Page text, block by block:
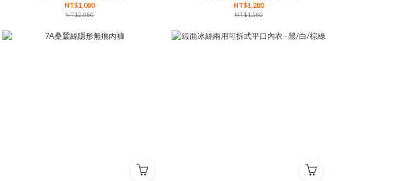
NT$1,080
NT$2,080
NT$1,280
NT$1,580